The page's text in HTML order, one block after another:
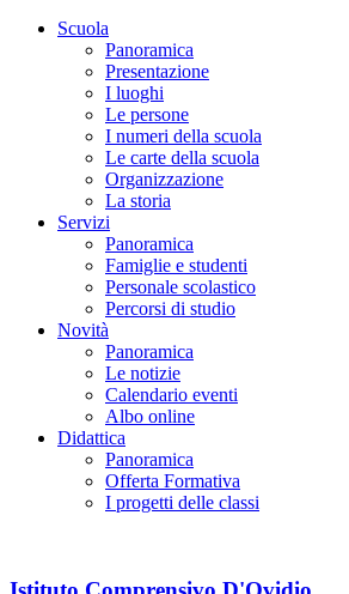
Scuola
Panoramica
Presentazione
I luoghi
Le persone
I numeri della scuola
Le carte della scuola
Organizzazione
La storia
Servizi
Panoramica
Famiglie e studenti
Personale scolastico
Percorsi di studio
Novità
Panoramica
Le notizie
Calendario eventi
Albo online
Didattica
Panoramica
Offerta Formativa
I progetti delle classi